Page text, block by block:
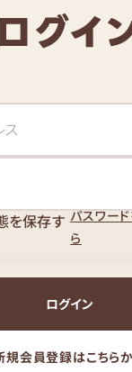
ログイ
を保存す パスワー
ら
ログイン
規会員登録はこちら